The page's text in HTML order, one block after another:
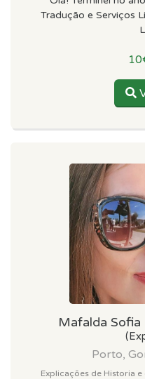
Tradução e Serviços
Mafalda Sofia
Porto,
Explicações de Historia